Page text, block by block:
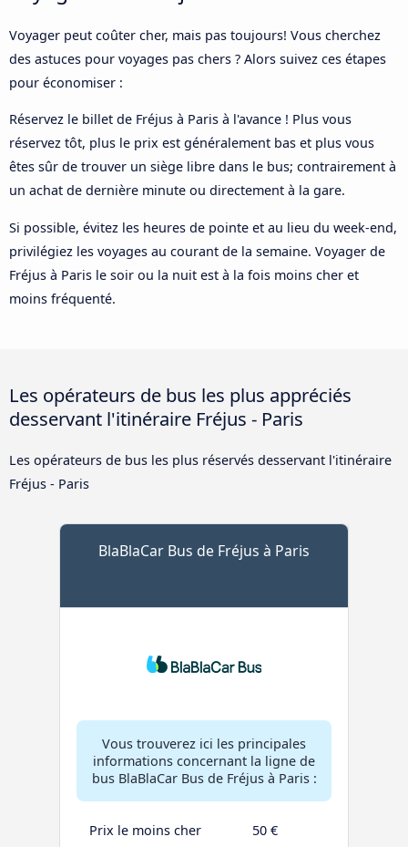
Voyager peut coûter cher, mais pas toujours! Vous cherchez
des astuces pour voyages pas chers ? Alors suivez ces étapes
pour économiser :
Réservez le billet de Fréjus à Paris à l'avance ! Plus vous
réservez tôt, plus le prix est généralement bas et plus vous
êtes sûr de trouver un siège libre dans le bus; contrairement à
un achat de dernière minute ou directement à la gare.
Si possible, évitez les heures de pointe et au lieu du week-end,
privilégiez les voyages au courant de la semaine. Voyager de
Fréjus à Paris le soir ou la nuit est à la fois moins cher et
moins fréquenté.
Les opérateurs de bus les plus appréciés
desservant l'itinéraire Fréjus - Paris
Les opérateurs de bus les plus réservés desservant l'itinéraire
Fréjus - Paris
BlaBlaCar Bus de Fréjus à Paris
Vous trouverez ici les principales
informations concernant la ligne de
bus BlaBlaCar Bus de Fréjus à Paris :
Prix le moins cher
50 €